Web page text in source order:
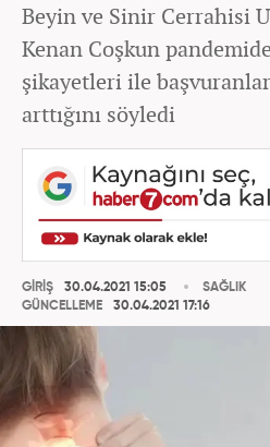
Beyin ve Sinir Cerrahisi
Kenan Coşkun
şikayetleri ile
arttığını söyledi
GİRİŞ
30.04.2021 15:05
GÜNCELLEME
30.04.2021 17:16
SAĞLIK